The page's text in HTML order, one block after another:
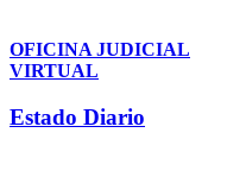
OFICINA JUDICIAL
VIRTUAL
Estado Diario